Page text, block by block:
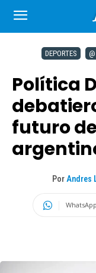
DEPORTES
Política
futuro
Por Andres
WhatsApp